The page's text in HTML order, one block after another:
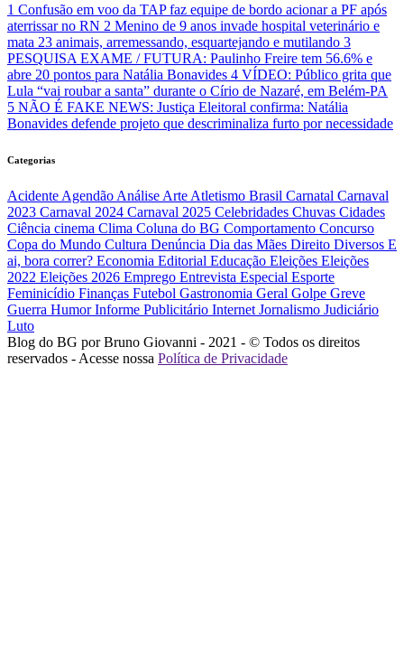
1 Confusão em voo da TAP faz equipe de bordo acionar a PF após
aterrissar no RN 2 Menino de 9 anos invade hospital veterinário e
mata 23 animais, arremessando, esquartejando e mutilando 3
PESQUISA EXAME / FUTURA: Paulinho Freire tem 56.6% e
abre 20 pontos para Natália Bonavides 4 VÍDEO: Público grita que
Lula “vai roubar a santa” durante o Círio de Nazaré, em Belém-PA
5 NÃO É FAKE NEWS: Justiça Eleitoral confirma: Natália
Bonavides defende projeto que descriminaliza furto por necessidade
Categorias
Acidente Agendão Análise Arte Atletismo Brasil Carnatal Carnaval
2023 Carnaval 2024 Carnaval 2025 Celebridades Chuvas Cidades
Ciência cinema Clima Coluna do BG Comportamento Concurso
Copa do Mundo Cultura Denúncia Dia das Mães Direito Diversos E
ai, bora correr? Economia Editorial Educação Eleições Eleições
2022 Eleições 2026 Emprego Entrevista Especial Esporte
Feminicídio Finanças Futebol Gastronomia Geral Golpe Greve
Guerra HumorInforme Publicitário Internet Jornalismo Judiciário
Luto
Blog do BG por Bruno Giovanni - 2021 - © Todos os direitos
reservados - Acesse nossa Política de Privacidade